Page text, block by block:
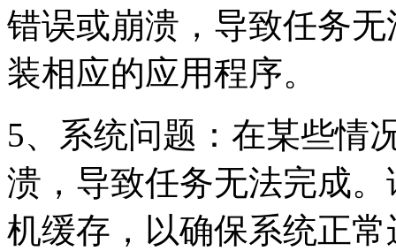
错误或崩溃，导致任务
装相应的应用程序。
5、系统问题：在某些情
溃，导致任务无法完成
机缓存，以确保系统正常